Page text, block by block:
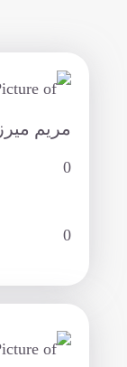
مریم
0
0